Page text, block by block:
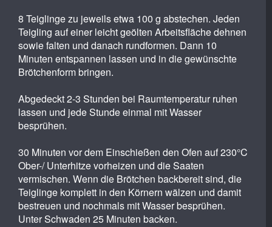
8 Teiglinge zu jeweils etwa 100 g abstechen. Jeden
Teigling auf einer leicht geölten Arbeitsfläche dehnen
sowie falten und danach rundformen. Dann 10
Minuten entspannen lassen und in die gewünschte
Brötchenform bringen.
Abgedeckt 2-3 Stunden bei Raumtemperatur ruhen
lassen und jede Stunde einmal mit Wasser
besprühen.
30 Minuten vor dem Einschießen den Ofen auf 230°C
Ober-/ Unterhitze vorheizen und die Saaten
vermischen. Wenn die Brötchen backbereit sind, die
Teiglinge komplett in den Körnern wälzen und damit
bestreuen und nochmals mit Wasser besprühen.
Unter Schwaden 25 Minuten backen.